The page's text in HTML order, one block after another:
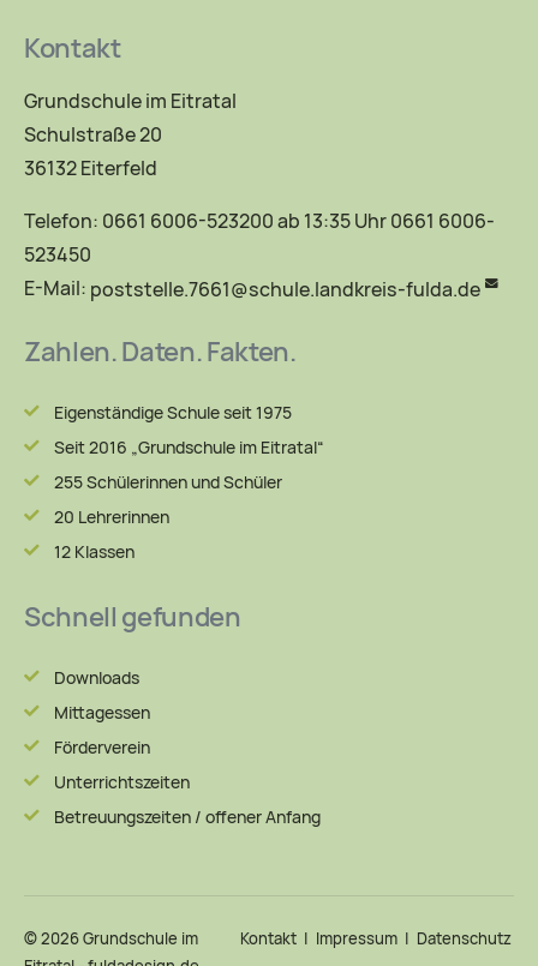
Kontakt
Grundschule im Eitratal
Schulstraße 20
36132 Eiterfeld
Telefon: 0661 6006-523200 ab 13:35 Uhr 0661 6006-
523450
E-Mail: poststelle.7661@schule.landkreis-fulda.de
Zahlen. Daten. Fakten.
Eigenständige Schule seit 1975
Seit 2016 „Grundschule im Eitratal“
255 Schülerinnen und Schüler
20 Lehrerinnen
12 Klassen
Schnell gefunden
Downloads
Mittagessen
Förderverein
Unterrichtszeiten
Betreuungszeiten / offener Anfang
© 2026Grundschule im
Kontakt | Impressum | Datenschutz